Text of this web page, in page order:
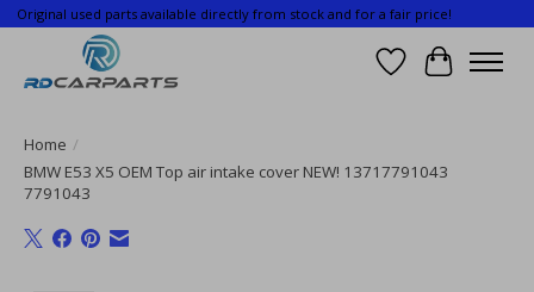
Original used parts available directly from stock and for a fair price!
WishlistCart
Home /
BMW E53 X5 OEM Top air intake cover NEW! 13717791043
7791043